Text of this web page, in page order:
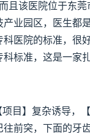
且该医院位于东
产业园区，医生都
医院的标准，很
标准，这是一家
项目】复杂诱导，
前突，下面的牙